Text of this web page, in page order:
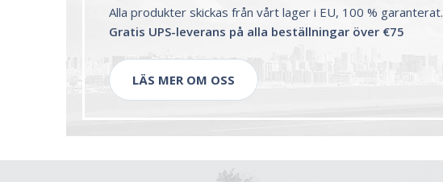
Alla produkter skickas från vårt lager i EU, 100 % garanterat.
Gratis UPS-leverans på alla beställningar över €75
LÄS MER OM OSS